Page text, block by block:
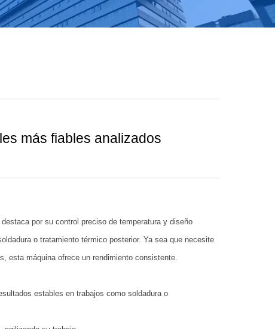
más fiables analizados
por su control preciso de temperatura y diseño
o tratamiento térmico posterior. Ya sea que necesite
esta máquina ofrece un rendimiento consistente.
estables en trabajos como soldadura o